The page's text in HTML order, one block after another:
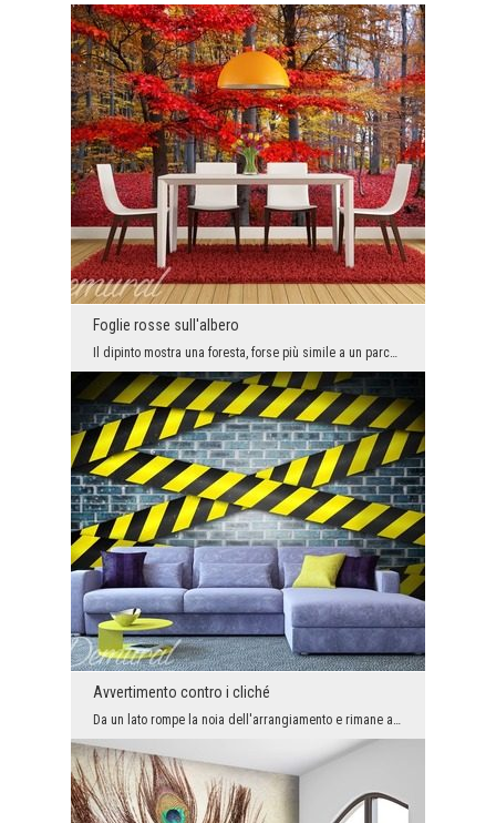
Foglie rosse sull'albero
Avvertimento contro i cliché